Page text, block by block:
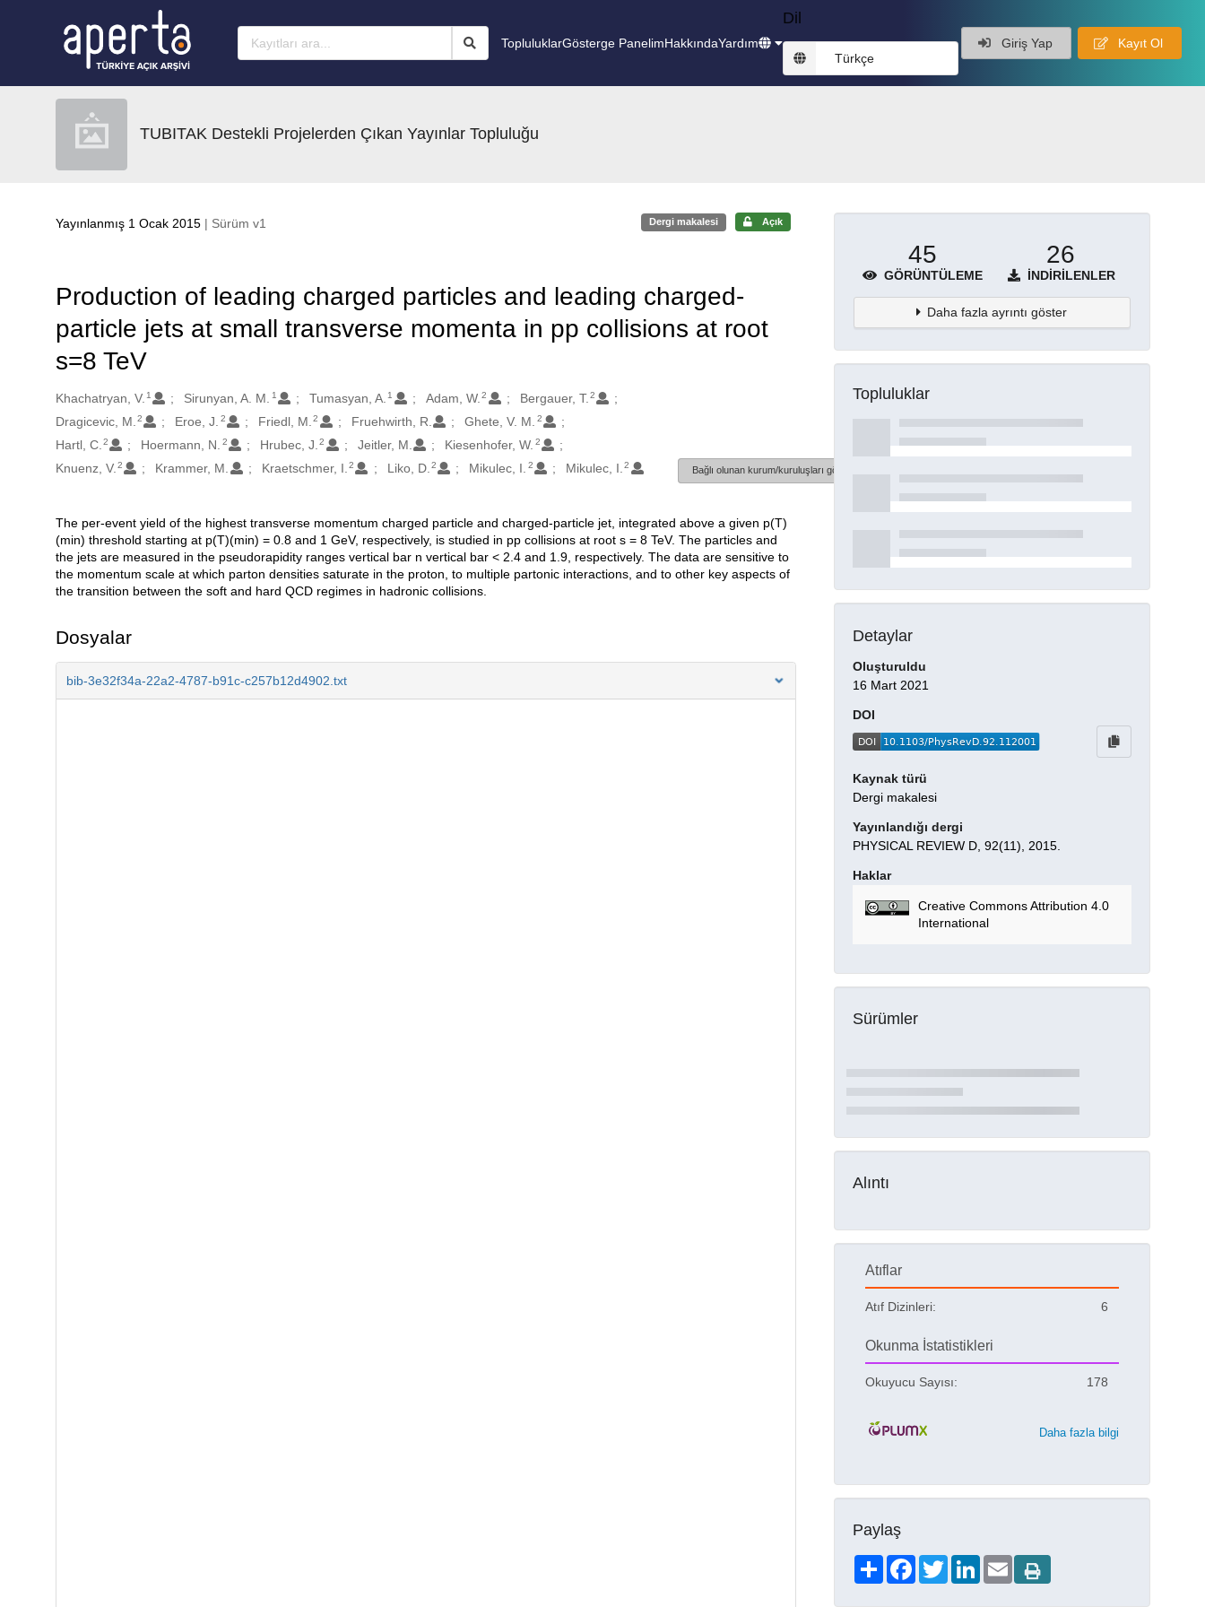
TopluluklarGösterge PanelimHakkındaYardım
Dil
Türkçe
Giriş Yap Kayıt Ol
TUBITAK Destekli Projelerden Çıkan Yayınlar Topluluğu
Yayınlanmış 1 Ocak 2015 | Sürüm v1 Dergi makalesi Açık
Production of leading charged particles and leading charged-
particle jets at small transverse momenta in pp collisions at root
s=8 TeV
Oluşturanlar
Khachatryan, V. 1 Sirunyan, A. M. 1 Tumasyan, A. 1 Adam, W. 2 Bergauer, T. 2
Dragicevic, M. 2 Eroe, J. 2 Friedl, M. 2 Fruehwirth, R. Ghete, V. M. 2
Hartl, C. 2 Hoermann, N. 2 Hrubec, J. 2 Jeitler, M. Kiesenhofer, W. 2
Knuenz, V. 2 Krammer, M. Kraetschmer, I. 2 Liko, D. 2 Mikulec, I. 2 Mikulec, I. 2 Bağlı olunan kurum/kuruluşları göster
Açıklama
The per-event yield of the highest transverse momentum charged particle and charged-particle jet, integrated above a given p(T)
(min) threshold starting at p(T)(min) = 0.8 and 1 GeV, respectively, is studied in pp collisions at root s = 8 TeV. The particles and
the jets are measured in the pseudorapidity ranges vertical bar n vertical bar < 2.4 and 1.9, respectively. The data are sensitive to
the momentum scale at which parton densities saturate in the proton, to multiple partonic interactions, and to other key aspects of
the transition between the soft and hard QCD regimes in hadronic collisions.
Dosyalar
bib-3e32f34a-22a2-4787-b91c-c257b12d4902.txt
45
GÖRÜNTÜLEME
26
İNDIRILENLER
Daha fazla ayrıntı göster
Topluluklar
Detaylar
Oluşturuldu
16 Mart 2021
DOI
Kaynak türü
Dergi makalesi
Yayınlandığı dergi
PHYSICAL REVIEW D, 92(11), 2015.
Haklar
Creative Commons Attribution 4.0
International
Sürümler
Alıntı
Atıflar
Atıf Dizinleri: 6
Okunma İstatistikleri
Okuyucu Sayısı: 178
Daha fazla bilgi
Paylaş
ShareFacebookTwitterLinkedIn
Email